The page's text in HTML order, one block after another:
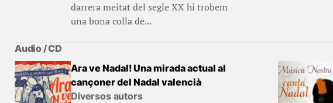
darrera meitat del segle XX hi trobem
una bona colla de...
Audio / CD
Ara ve Nadal! Una mirada actual al
cançoner del Nadal valencià
Diversos autors